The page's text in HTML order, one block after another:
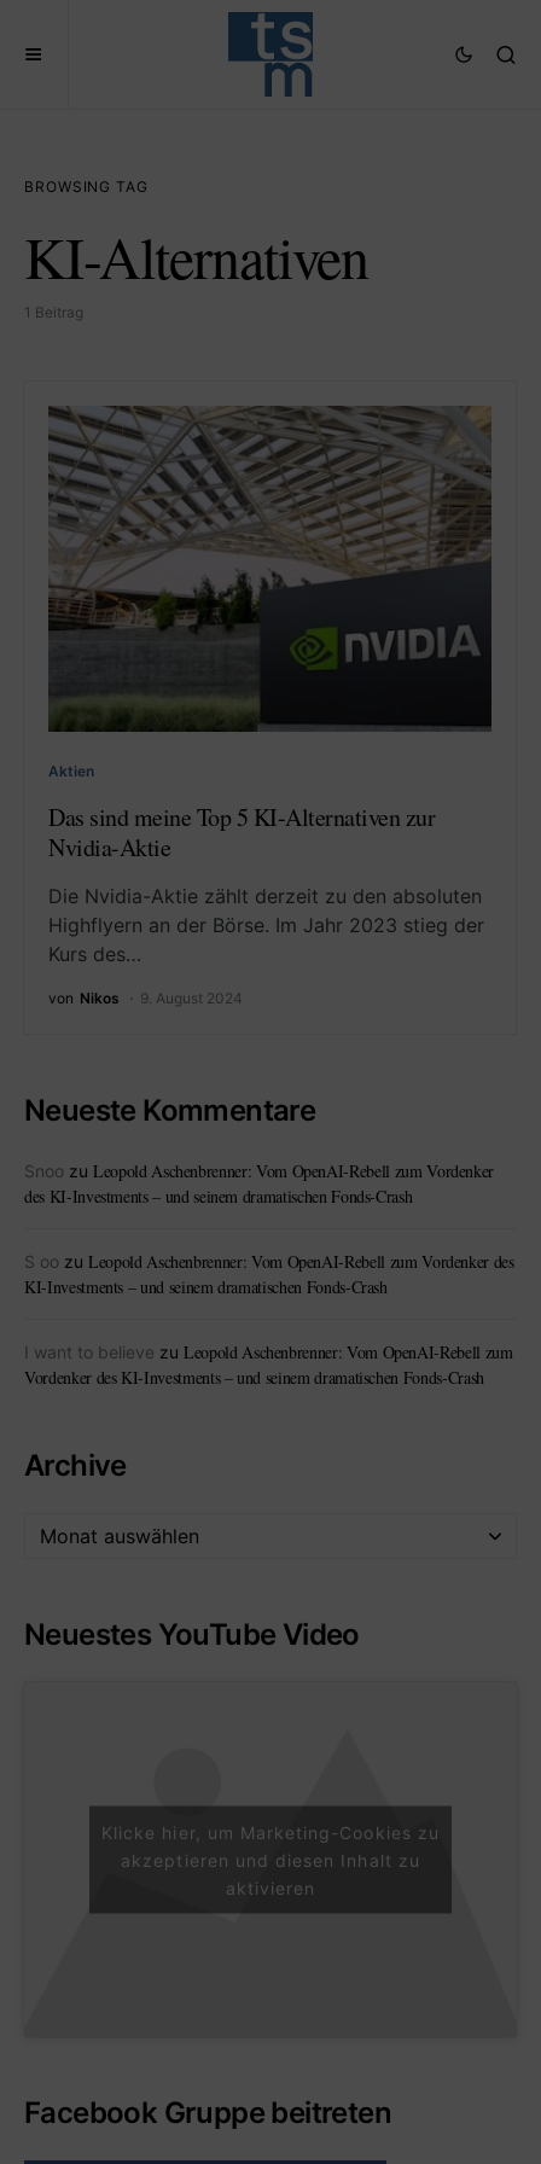
BROWSING TAG
KI-Alternativen
1 Beitrag
Aktien
Das sind meine Top 5 KI-Alternativen zur
Nvidia-Aktie
Die Nvidia-Aktie zählt derzeit zu den absoluten
Highflyern an der Börse. Im Jahr 2023 stieg der
Kurs des…
von Nikos 9. August 2024
Neueste Kommentare
Snoo zu Leopold Aschenbrenner: Vom OpenAI-Rebell zum Vordenker
des KI-Investments – und seinem dramatischen Fonds-Crash
S oo zu Leopold Aschenbrenner: Vom OpenAI-Rebell zum Vordenker des
KI-Investments – und seinem dramatischen Fonds-Crash
I want to believe zu Leopold Aschenbrenner: Vom OpenAI-Rebell zum
Vordenker des KI-Investments – und seinem dramatischen Fonds-Crash
Archive
Neuestes YouTube Video
Klicke hier, um Marketing-Cookies zu
akzeptieren und diesen Inhalt zu
aktivieren
Facebook Gruppe beitreten